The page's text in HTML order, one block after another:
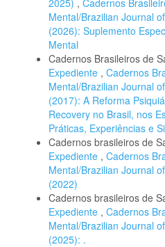
2025) , Cadernos
Mental/Brazilian Journal
(2026): Suplemento
Mental
Cadernos Brasileiros de
Expediente , Cadernos
Mental/Brazilian Journal
(2017): A Reforma
Recovery no Brasil, nos
Práticas, Experiências e
Cadernos brasileiros de
Expediente , Cadernos
Mental/Brazilian Journal
(2022)
Cadernos brasileiros de
Expediente , Cadernos
Mental/Brazilian Journal
(2025): .